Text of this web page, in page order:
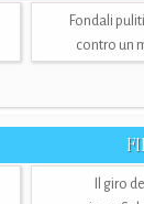
Fondali
contro un
Il giro